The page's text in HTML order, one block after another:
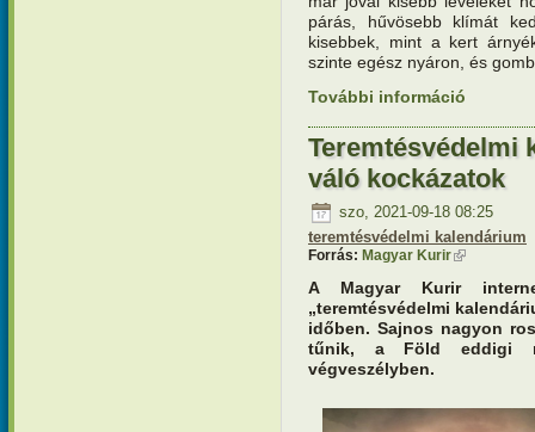
párás, hűvösebb klímát
kisebbek, mint a kert
szinte egész nyáron, és
További információ
Teremtésvédelmi
váló kockázatok
szo, 2021-09-18 08:25
teremtésvédelmi kalendárium
Forrás: Magyar Kurir(külső
A Magyar Kurir
„teremtésvédelmi
időben. Sajnos nagyon
tűnik, a Föld eddigi
végveszélyben.